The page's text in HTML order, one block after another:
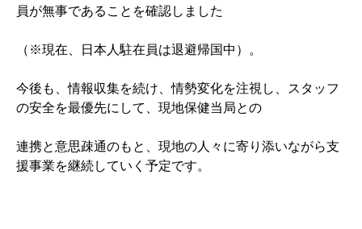
員が無事であることを確認しました
（※現在、日本人駐在員は退避帰国中）。
今後も、情報収集を続け、情勢変化を注視し、スタッフ
の安全を最優先にして、現地保健当局との
連携と意思疎通のもと、現地の人々に寄り添いながら支
援事業を継続していく予定です。